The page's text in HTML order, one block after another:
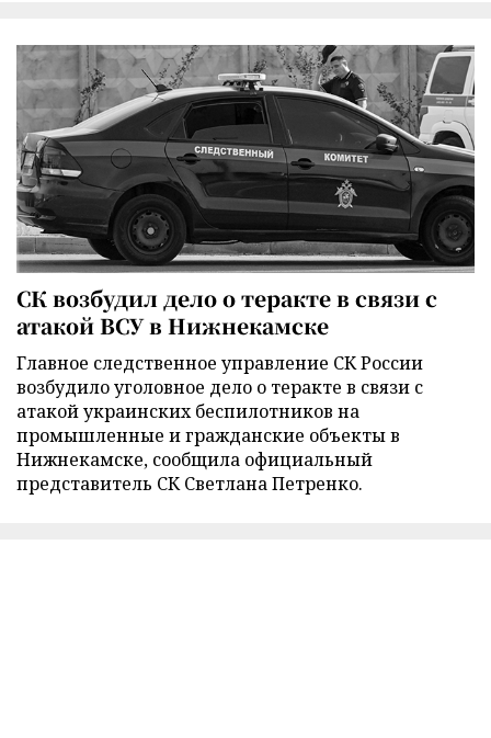
СК возбудил дело о теракте в связи с
атакой ВСУ в Нижнекамске
Главное следственное управление СК России
возбудило уголовное дело о теракте в связи с
атакой украинских беспилотников на
промышленные и гражданские объекты в
Нижнекамске, сообщила официальный
представитель СК Светлана Петренко.